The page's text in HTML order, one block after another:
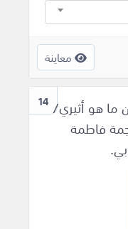
معاينة
14 ما هو أثيري/
فاطمة